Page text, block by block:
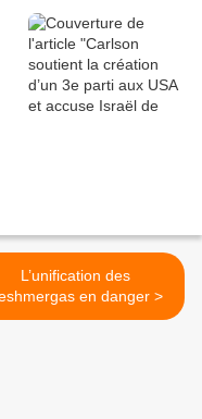
L’unification des
Peshmergas en danger >